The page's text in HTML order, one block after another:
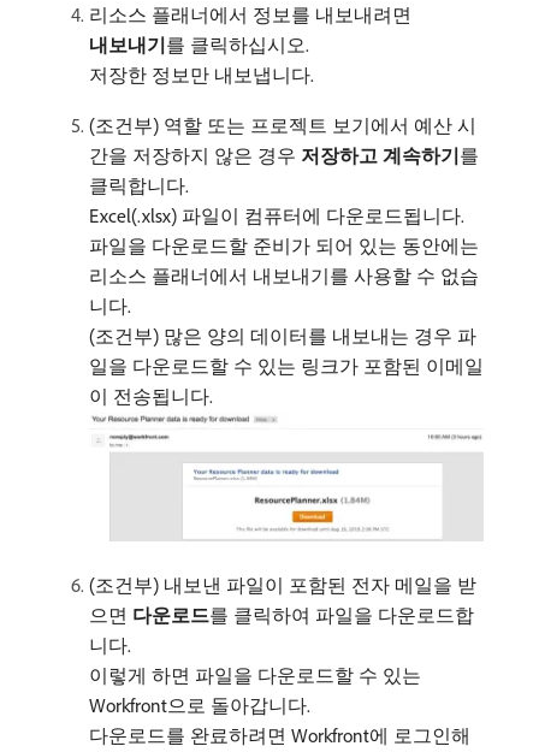
리소스 플래너에서 정보를 내보내려면
내보내기​를 클릭하십시오.
저장한 정보만 내보냅니다.
(조건부) 역할 또는 프로젝트 보기에서 예산 시
간을 저장하지 않은 경우 저장하고 계속하기​를
클릭합니다.
Excel(.xlsx) 파일이 컴퓨터에 다운로드됩니다.
파일을 다운로드할 준비가 되어 있는 동안에는
리소스 플래너에서 내보내기를 사용할 수 없습
니다.
(조건부) 많은 양의 데이터를 내보내는 경우 파
일을 다운로드할 수 있는 링크가 포함된 이메일
이 전송됩니다.
(조건부) 내보낸 파일이 포함된 전자 메일을 받
으면 다운로드​를 클릭하여 파일을 다운로드합
니다.
이렇게 하면 파일을 다운로드할 수 있는
Workfront으로 돌아갑니다.
다운로드를 완료하려면 Workfront에 로그인해